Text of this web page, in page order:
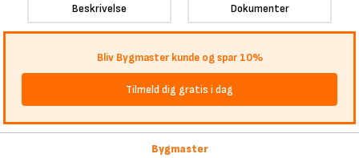
Beskrivelse Dokumenter
Bliv Bygmaster kunde og spar 10%
Tilmeld dig gratis i dag
Bygmaster